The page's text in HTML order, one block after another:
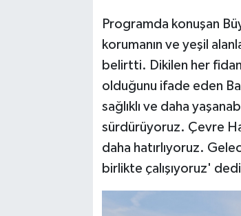
Programda konuşan
korumanın ve yeşil
belirtti. Dikilen her
olduğunu ifade eden
sağlıklı ve daha
sürdürüyoruz. Çevre
daha hatırlıyoruz.
birlikte çalışıyoruz'